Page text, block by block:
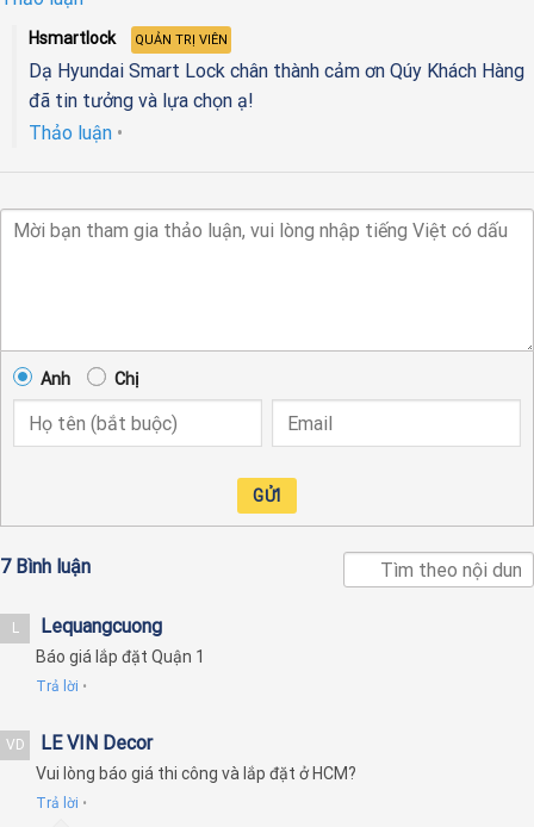
Hsmartlock QUẢN TRỊ VIÊN
Dạ Hyundai Smart Lock chân thành cảm ơn Qúy Khách Hàng
đã tin tưởng và lựa chọn ạ!
Thảo luận •
Anh Chị
GỬI
7 Bình luận
L Lequangcuong
Báo giá lắp đặt Quận 1
Trả lời •
VD LE VIN Decor
Vui lòng báo giá thi công và lắp đặt ở HCM?
Trả lời •